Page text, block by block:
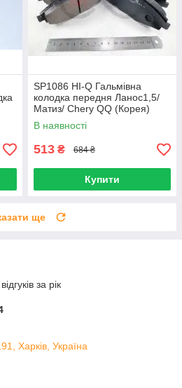
SP1086 HI-Q Гальмівна
колодка передня Ланос1,5/
Матиз/ Chery QQ (Корея)
В наявності
513 ₴ 684 ₴
Купити
ще
за рік
Харків, Україна